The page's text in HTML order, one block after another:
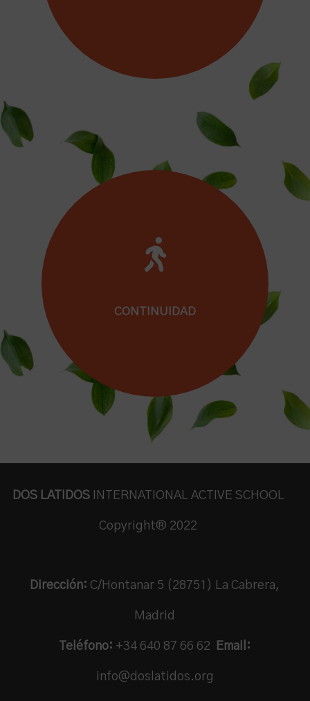
vivenciales amplifican el esfuerzo que hacen
los estudiantes para alcanzar sus metas.
CONTINUIDAD
Porque prefieres que tus hijos/as
amistades.
DOS LATIDOS INTERNATIONAL ACTIVE SCHOOL
Copyright® 2022
Dirección: C/Hontanar 5 (28751) La Cabrera,
Madrid
Teléfono: +34 640 87 66 62 Email:
info@doslatidos.org